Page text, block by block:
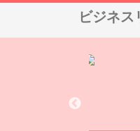
ビジネス